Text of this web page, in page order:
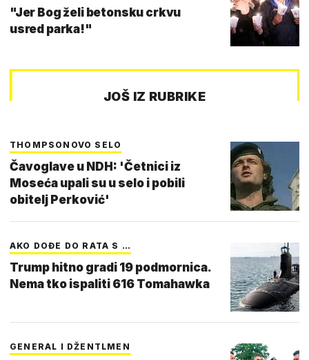
"Jer Bog želi betonsku crkvu
usred parka!"
JOŠ IZ RUBRIKE
THOMPSONOVO SELO
Čavoglave u NDH: 'Četnici iz
Moseća upali su u selo i pobili
obitelj Perković'
AKO DOĐE DO RATA S …
Trump hitno gradi 19 podmornica.
Nema tko ispaliti 616 Tomahawka
GENERAL I DŽENTLMEN